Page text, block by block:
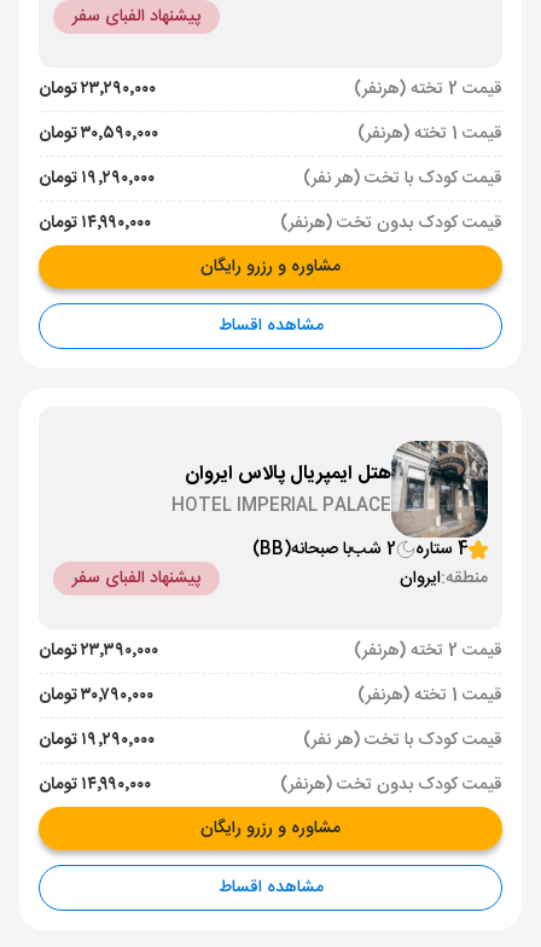
پیشنهاد الفبای سفر
قیمت 2 تخته (هرنفر)
۲۳٬۲۹۰٬۰۰۰ تومان
قیمت 1 تخته (هرنفر)
۳۰٬۵۹۰٬۰۰۰ تومان
قیمت کودک با تخت (هر نفر)
۱۹٬۲۹۰٬۰۰۰ تومان
قیمت کودک بدون تخت (هرنفر)
۱۴٬۹۹۰٬۰۰۰ تومان
مشاوره و رزرو رایگان
مشاهده اقساط
هتل ایمپریال پالاس ایروان
HOTEL IMPERIAL PALACE
4 ستاره
2 شب با صبحانه(BB)
منطقه:ایروان پیشنهاد الفبای سفر
قیمت 2 تخته (هرنفر)
۲۳٬۳۹۰٬۰۰۰ تومان
قیمت 1 تخته (هرنفر)
۳۰٬۷۹۰٬۰۰۰ تومان
قیمت کودک با تخت (هر نفر)
۱۹٬۲۹۰٬۰۰۰ تومان
قیمت کودک بدون تخت (هرنفر)
۱۴٬۹۹۰٬۰۰۰ تومان
مشاوره و رزرو رایگان
مشاهده اقساط